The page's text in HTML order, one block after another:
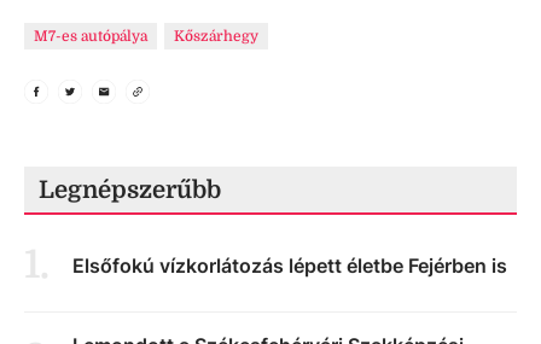
M7-es autópálya Kőszárhegy
Legnépszerűbb
1. Elsőfokú vízkorlátozás lépett életbe Fejérben is